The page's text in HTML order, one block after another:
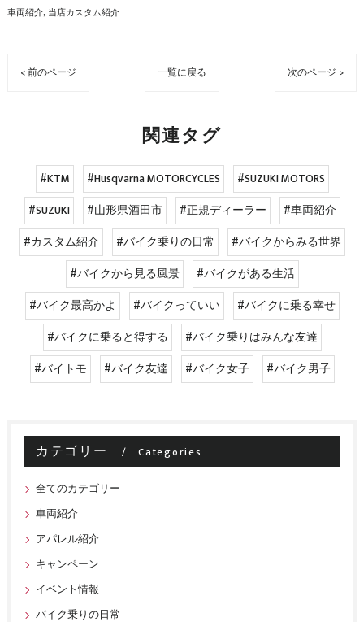
車両紹介 当店カスタム紹介
< 前のページ 一覧に戻る 次のページ >
関連タグ
#KTM #Husqvarna MOTORCYCLES
#SUZUKI MOTORS
#SUZUKI
#山形県酒田市 #正規ディーラー
#車両紹介
#カスタム紹介
#バイク乗りの日常
#バイクからみる世界
#バイクから見る風景
#バイクがある生活
#バイク最高かよ
#バイクっていい
#バイクに乗る幸せ
#バイクに乗ると得する
#バイク乗りはみんな友達
#バイトモ
#バイク友達 #バイク女子 #バイク男子
カテゴリー Categories
全てのカテゴリー
車両紹介
アパレル紹介
キャンペーン
イベント情報
バイク乗りの日常